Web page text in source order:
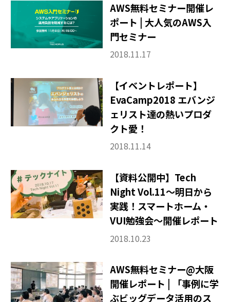
AWS無料セミナー開催レ
ポート | 大人気のAWS入
門セミナー
2018.11.17
【イベントレポート】
EvaCamp2018 エバンジ
ェリスト達の熱いプロダ
クト愛！
2018.11.14
【資料公開中】Tech
Night Vol.11〜明日から
実践！スマートホーム・
VUI勉強会〜開催レポート
2018.10.23
AWS無料セミナー@大阪
開催レポート | 「事例に学
ぶビッグデータ活用のス